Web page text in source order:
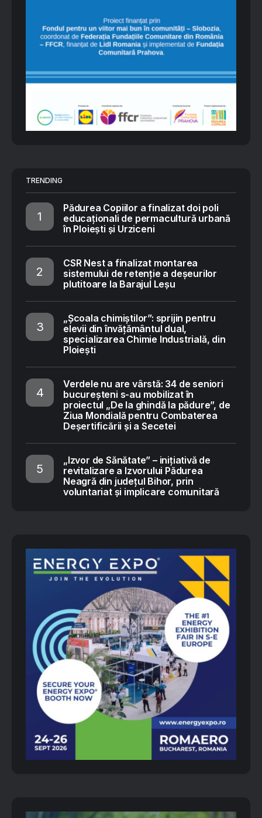
TRENDING
Pădurea Copiilor a finalizat doi poli
educaționali de permacultură urbană
în Ploiești și Urziceni
CSR Nest a finalizat montarea
sistemului de retenție a deșeurilor
plutitoare la Barajul Leșu
„Școala chimiștilor”: sprijin pentru
elevii din învățământul dual,
specializarea Chimie Industrială, din
Ploiești
Verdele nu are vârstă: 34 de seniori
bucureșteni s-au mobilizat în
proiectul „De la ghindă la pădure”, de
Ziua Mondială pentru Combaterea
Deșertificării și a Secetei
„Izvor de Sănătate” – inițiativă de
revitalizare a Izvorului Pădurea
Neagră din județul Bihor, prin
voluntariat și implicare comunitară